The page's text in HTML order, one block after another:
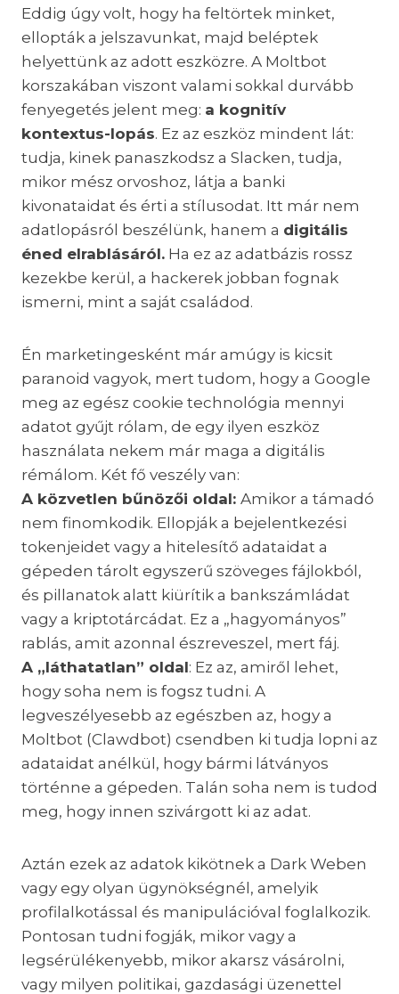
Eddig úgy volt, hogy ha feltörtek minket,
ellopták a jelszavunkat, majd beléptek
helyettünk az adott eszközre. A Moltbot
korszakában viszont valami sokkal durvább
fenyegetés jelent meg: a kognitív
kontextus-lopás. Ez az eszköz mindent lát:
tudja, kinek panaszkodsz a Slacken, tudja,
mikor mész orvoshoz, látja a banki
kivonataidat és érti a stílusodat. Itt már nem
adatlopásról beszélünk, hanem a digitális
éned elrablásáról. Ha ez az adatbázis rossz
kezekbe kerül, a hackerek jobban fognak
ismerni, mint a saját családod.
Én marketingesként már amúgy is kicsit
paranoid vagyok, mert tudom, hogy a Google
meg az egész cookie technológia mennyi
adatot gyűjt rólam, de egy ilyen eszköz
használata nekem már maga a digitális
rémálom. Két fő veszély van:
A közvetlen bűnözői oldal: Amikor a támadó
nem finomkodik. Ellopják a bejelentkezési
tokenjeidet vagy a hitelesítő adataidat a
gépeden tárolt egyszerű szöveges fájlokból,
és pillanatok alatt kiürítik a bankszámládat
vagy a kriptotárcádat. Ez a „hagyományos”
rablás, amit azonnal észreveszel, mert fáj.
A „láthatatlan” oldal: Ez az, amiről lehet,
hogy soha nem is fogsz tudni. A
legveszélyesebb az egészben az, hogy a
Moltbot (Clawdbot) csendben ki tudja lopni az
adataidat anélkül, hogy bármi látványos
történne a gépeden. Talán soha nem is tudod
meg, hogy innen szivárgott ki az adat.
Aztán ezek az adatok kikötnek a Dark Weben
vagy egy olyan ügynökségnél, amelyik
profilalkotással és manipulációval foglalkozik.
Pontosan tudni fogják, mikor vagy a
legsérülékenyebb, mikor akarsz vásárolni,
vagy milyen politikai, gazdasági üzenettel